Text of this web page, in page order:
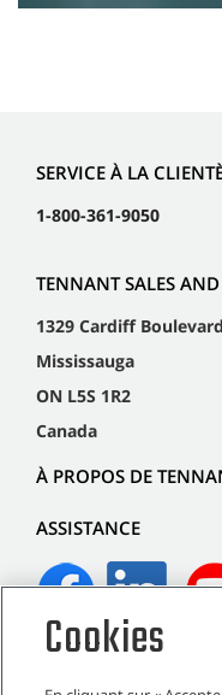
SERVICE À LA
1-800-361-9050
TENNANT SALES
1329 Cardiff Boulevard
Mississauga
ON L5S 1R2
Canada
À PROPOS DE
ASSISTANCE
Cookies